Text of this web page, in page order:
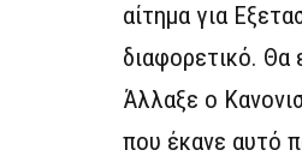
αίτημα για
διαφορετικό. Θα
Άλλαξε ο
που έκανε αυτό